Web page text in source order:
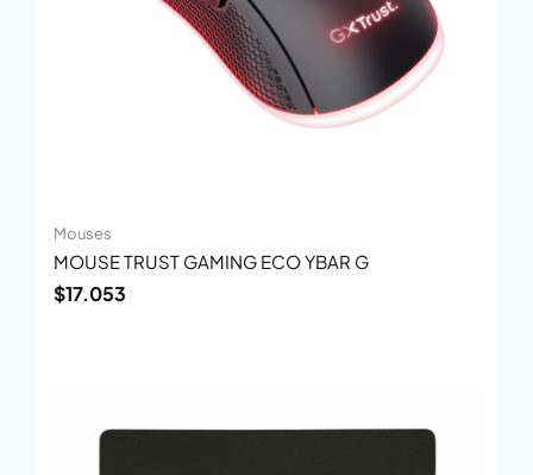
Mouses
MOUSE TRUST GAMING ECO YBAR G
$17.053